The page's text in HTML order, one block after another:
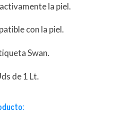
la piel.
con la piel.
Swan.
de 1 Lt.